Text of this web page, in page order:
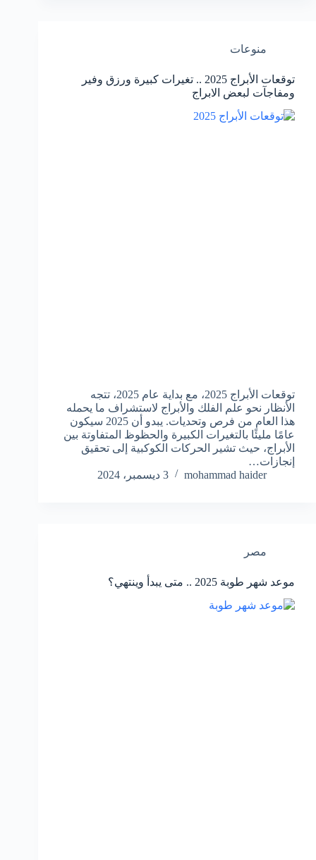
منوعات
توقعات الأبراج 2025 .. تغيرات كبيرة ورزق وفير
ومفاجآت لبعض الابراج
توقعات الأبراج 2025، مع بداية عام 2025، تتجه
الأنظار نحو علم الفلك والأبراج لاستشراف ما يحمله
هذا العام من فرص وتحديات. يبدو أن 2025 سيكون
عامًا مليئًا بالتغيرات الكبيرة والحظوظ المتفاوتة بين
الأبراج، حيث تشير الحركات الكوكبية إلى تحقيق
إنجازات…
mohammad haider
3 ديسمبر، 2024
مصر
موعد شهر طوبة 2025 .. متى يبدأ وينتهي؟